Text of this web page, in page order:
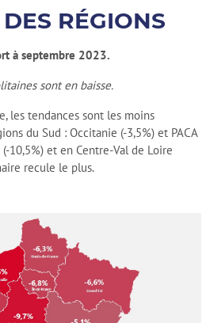
RÉGIONS
à septembre 2023.
sont en baisse.
les tendances sont les moins
du Sud : Occitanie (-3,5%) et PACA
(-10,5%) et en Centre-Val de Loire
recule le plus.